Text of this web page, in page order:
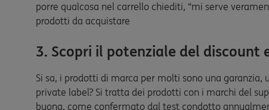
porre qualcosa nel carrello chiediti, “mi serve
prodotti da acquistare
3. Scopri il potenziale del discount
Si sa, i prodotti di marca per molti sono una
private label? Si tratta dei prodotti con i marchi del
buona, come confermato dal test condotto